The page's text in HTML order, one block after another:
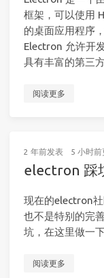
框架，可以使用
的桌面应用程序
Electron 允许开
具有丰富的第三
阅读更多
2 年前发表 5 小时前
electron 踩
现在的electron
也不是特别的完
坑，在这里做一
阅读更多